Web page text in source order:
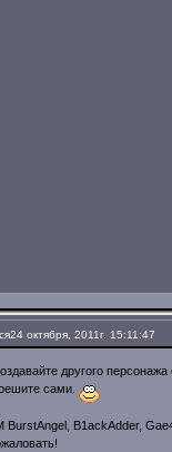
24 октября, 2011г. 15:11:47
другого
сами.
B1ackAdder,